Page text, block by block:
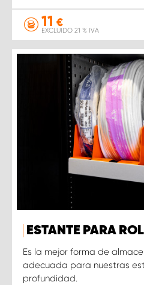
11 €
EXCLUIDO 21 % IVA
ESTANTE PARA
Es la mejor forma de
adecuada para nuestras
profundidad.